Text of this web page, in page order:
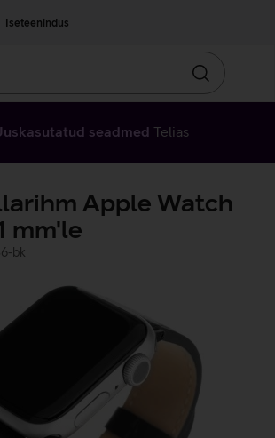
Iseteenindus
Otsin
seadmed Telias
Apple Watch
mm'le
bk